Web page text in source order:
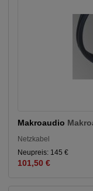
Makroaudio
Netzkabel
Neupreis: 145 €
101,50 €